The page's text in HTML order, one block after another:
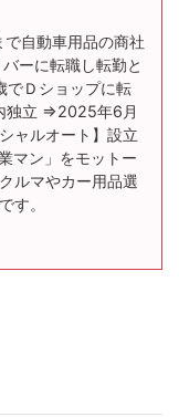
自動車用品の商社
ーに転職し転勤と
Ｄショップに転
独立 ⇒2025年6月
ャルオート】設立
マン」をモットー
ルマやカー用品選
す。